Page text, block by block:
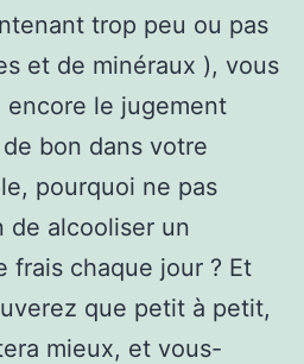
trop peu ou pas
et de minéraux ), vous
encore le jugement
bon dans votre
pourquoi ne pas
de alcooliser un
frais chaque jour ? Et
que petit à petit,
mieux, et vous-